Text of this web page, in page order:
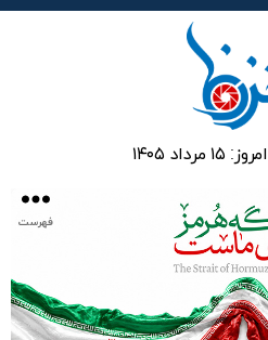
امروز: ۱۵ مرداد ۱۴۰۵
فهرست